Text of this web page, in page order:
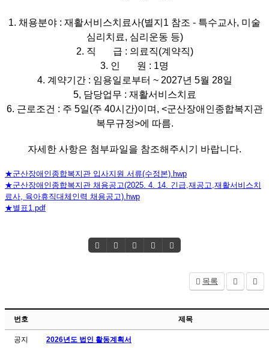
1. 채용분야 : 재활서비스치료사(별지1 참조 - 특수교사, 미술
심리치료, 심리운동 등)
2. 직 급 : 의료직(계약직)
3. 인 원 : 1명
4. 계약기간 : 임용일로부터 ~ 2027년 5월 28일
5, 담당업무 : 재활서비스치료
6. 근로조건 : 주 5일(주 40시간)이며, <군산장애인종합복지관
복무규정>에 따름.
자세한 사항은 첨부파일을 참조해주시기 바랍니다.
★군산장애인종합복지관 입사지원 서류(수정본).hwp
★군산장애인종합복지관 채용공고(2025. 4. 14. 긴급,재공고,재활서비스치
료사, 육아휴직대체인력 채용공고).hwp
★별표1.pdf
목록
번호 제목
공지 2026년도 법인 활동계획서